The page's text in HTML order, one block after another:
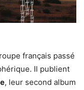
français passé
Il publient
, leur second album